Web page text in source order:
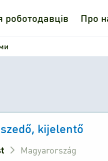
роботодавців Про
kijelentő
Magyarország